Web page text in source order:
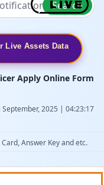
Search
Live Assets Data
Apply Online Form
September, 2025 | 04:23:17
Answer Key and etc.